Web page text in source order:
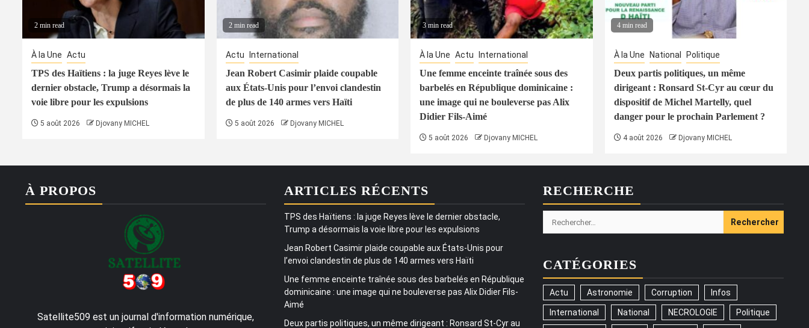
2 min read
À la Une Actu
TPS des Haïtiens : la juge Reyes lève le
dernier obstacle, Trump a désormais la
voie libre pour les expulsions
5 août 2026 Djovany MICHEL
2 min read
Actu International
Jean Robert Casimir plaide coupable
aux États-Unis pour l’envoi clandestin
de plus de 140 armes vers Haïti
5 août 2026 Djovany MICHEL
3 min read
À la Une Actu International
Une femme enceinte traînée sous des
barbelés en République dominicaine :
une image qui ne bouleverse pas Alix
Didier Fils-Aimé
5 août 2026 Djovany MICHEL
4 min read
À la Une National Politique
Deux partis politiques, un même
dirigeant : Ronsard St-Cyr au cœur du
dispositif de Michel Martelly, quel
danger pour le prochain Parlement ?
4 août 2026 Djovany MICHEL
À PROPOS
Satellite509 est un journal d'information numérique,
ARTICLES RÉCENTS
TPS des Haïtiens : la juge Reyes lève le dernier obstacle,
Trump a désormais la voie libre pour les expulsions
Jean Robert Casimir plaide coupable aux États-Unis pour
l’envoi clandestin de plus de 140 armes vers Haïti
Une femme enceinte traînée sous des barbelés en République
dominicaine : une image qui ne bouleverse pas Alix Didier Fils-
Aimé
Deux partis politiques, un même dirigeant : Ronsard St-Cyr au
RECHERCHE
Rechercher :
CATÉGORIES
Actu Astronomie Corruption Infos
International National NECROLOGIE Politique